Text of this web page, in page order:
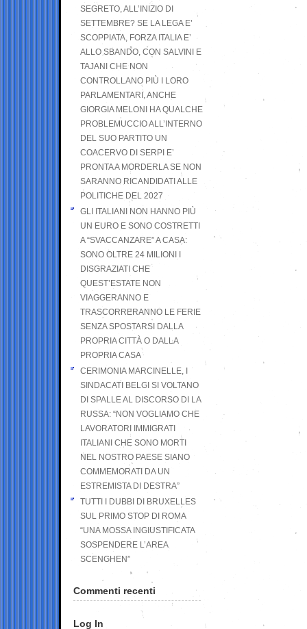
SEGRETO, ALL’INIZIO DI
SETTEMBRE? SE LA LEGA E’
SCOPPIATA, FORZA ITALIA E’
ALLO SBANDO, CON SALVINI E
TAJANI CHE NON
CONTROLLANO PIÙ I LORO
PARLAMENTARI, ANCHE
GIORGIA MELONI HA QUALCHE
PROBLEMUCCIO ALL’INTERNO
DEL SUO PARTITO UN
COACERVO DI SERPI E’
PRONTA A MORDERLA SE NON
SARANNO RICANDIDATI ALLE
POLITICHE DEL 2027
GLI ITALIANI NON HANNO PIÙ
UN EURO E SONO COSTRETTI
A “SVACCANZARE” A CASA:
SONO OLTRE 24 MILIONI I
DISGRAZIATI CHE
QUEST’ESTATE NON
VIAGGERANNO E
TRASCORRERANNO LE FERIE
SENZA SPOSTARSI DALLA
PROPRIA CITTÀ O DALLA
PROPRIA CASA
CERIMONIA MARCINELLE, I
SINDACATI BELGI SI VOLTANO
DI SPALLE AL DISCORSO DI LA
RUSSA: “NON VOGLIAMO CHE
LAVORATORI IMMIGRATI
ITALIANI CHE SONO MORTI
NEL NOSTRO PAESE SIANO
COMMEMORATI DA UN
ESTREMISTA DI DESTRA”
TUTTI I DUBBI DI BRUXELLES
SUL PRIMO STOP DI ROMA
“UNA MOSSA INGIUSTIFICATA
SOSPENDERE L’AREA
SCENGHEN”
Commenti recenti
Log In